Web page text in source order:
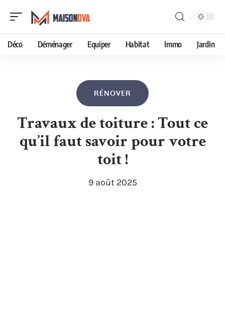
Déco Déménager Equiper Habitat Immo Jardin
RÉNOVER
Travaux de toiture : Tout ce
qu’il faut savoir pour votre
toit !
9 août 2025